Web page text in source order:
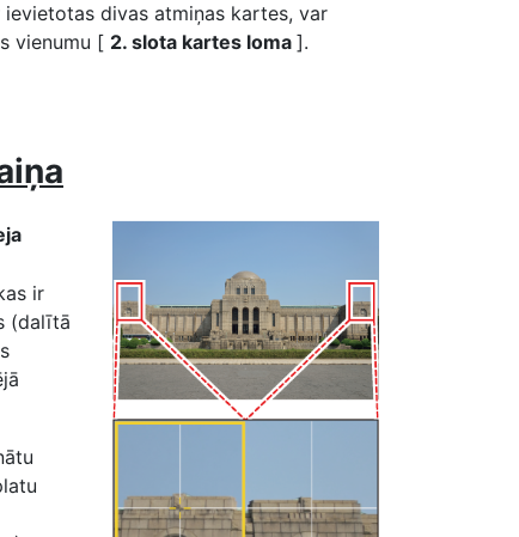
divas atmiņas kartes, var
vienumu [ 2. slota kartes loma ].
ir
(dalītā